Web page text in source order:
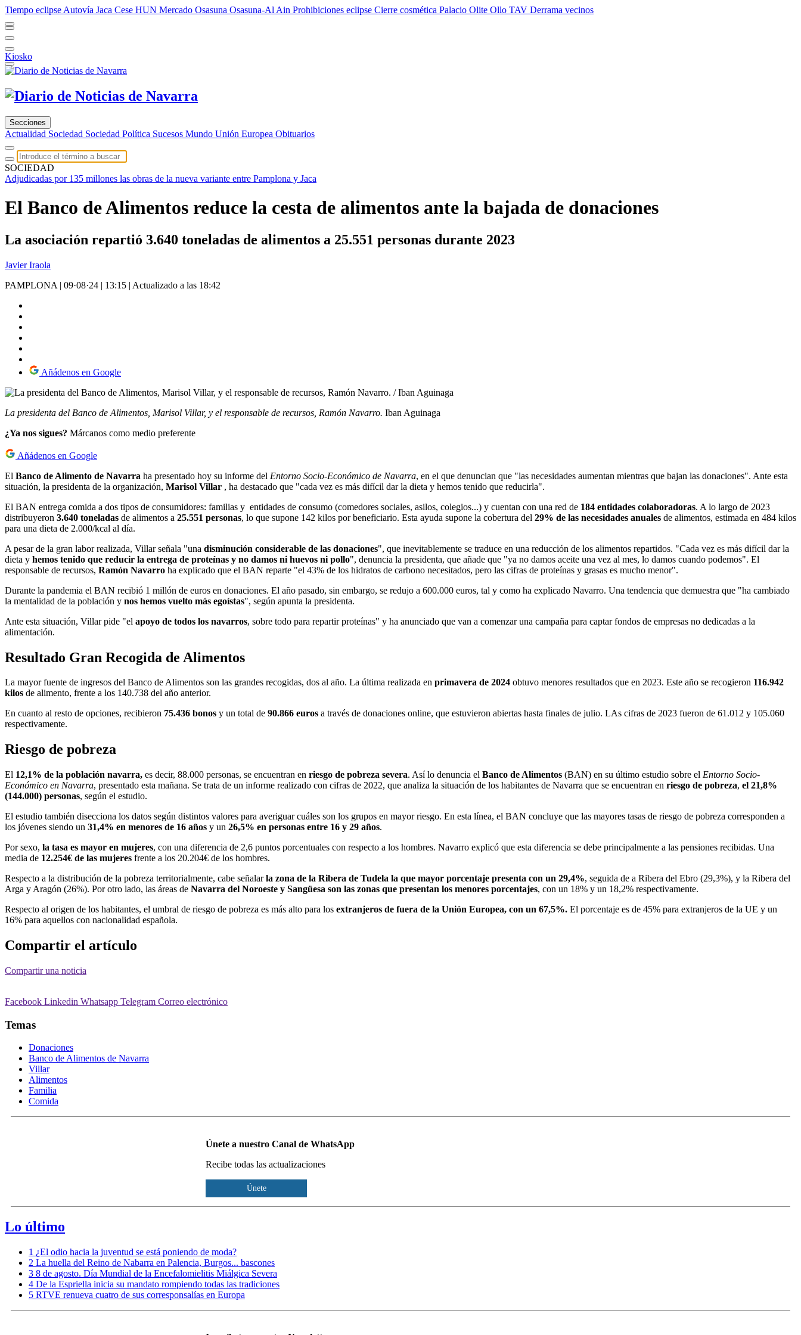
Tiempo eclipse Autovía Jaca Cese HUN Mercado Osasuna Osasuna-Al Ain Prohibiciones eclipse Cierre cosmética Palacio Olite Ollo TAV Derrama vecinos
Kiosko
Secciones
Actualidad Sociedad Sociedad Política Sucesos Mundo Unión Europea Obituarios
SOCIEDAD
Adjudicadas por 135 millones las obras de la nueva variante entre Pamplona y Jaca
El Banco de Alimentos reduce la cesta de alimentos ante la bajada de donaciones
La asociación repartió 3.640 toneladas de alimentos a 25.551 personas durante 2023
Javier Iraola
PAMPLONA | 09·08·24 | 13:15 | Actualizado a las 18:42
Añádenos en Google
La presidenta del Banco de Alimentos, Marisol Villar, y el responsable de recursos, Ramón Navarro. Iban Aguinaga
¿Ya nos sigues? Márcanos como medio preferente
Añádenos en Google
El Banco de Alimento de Navarra ha presentado hoy su informe del Entorno Socio-Económico de Navarra, en el que denuncian que "las necesidades aumentan mientras que bajan las donaciones". Ante esta
situación, la presidenta de la organización, Marisol Villar , ha destacado que "cada vez es más difícil dar la dieta y hemos tenido que reducirla".
El BAN entrega comida a dos tipos de consumidores: familias y entidades de consumo (comedores sociales, asilos, colegios...) y cuentan con una red de 184 entidades colaboradoras. A lo largo de 2023
distribuyeron 3.640 toneladas de alimentos a 25.551 personas, lo que supone 142 kilos por beneficiario. Esta ayuda supone la cobertura del 29% de las necesidades anuales de alimentos, estimada en 484 kilos
para una dieta de 2.000/kcal al día.
A pesar de la gran labor realizada, Villar señala "una disminución considerable de las donaciones", que inevitablemente se traduce en una reducción de los alimentos repartidos. "Cada vez es más difícil dar la
dieta y hemos tenido que reducir la entrega de proteínas y no damos ni huevos ni pollo", denuncia la presidenta, que añade que "ya no damos aceite una vez al mes, lo damos cuando podemos". El
responsable de recursos, Ramón Navarro ha explicado que el BAN reparte "el 43% de los hidratos de carbono necesitados, pero las cifras de proteínas y grasas es mucho menor".
Durante la pandemia el BAN recibió 1 millón de euros en donaciones. El año pasado, sin embargo, se redujo a 600.000 euros, tal y como ha explicado Navarro. Una tendencia que demuestra que "ha cambiado
la mentalidad de la población y nos hemos vuelto más egoístas", según apunta la presidenta.
Ante esta situación, Villar pide "el apoyo de todos los navarros, sobre todo para repartir proteínas" y ha anunciado que van a comenzar una campaña para captar fondos de empresas no dedicadas a la
alimentación.
Resultado Gran Recogida de Alimentos
La mayor fuente de ingresos del Banco de Alimentos son las grandes recogidas, dos al año. La última realizada en primavera de 2024 obtuvo menores resultados que en 2023. Este año se recogieron 116.942
kilos de alimento, frente a los 140.738 del año anterior.
En cuanto al resto de opciones, recibieron 75.436 bonos y un total de 90.866 euros a través de donaciones online, que estuvieron abiertas hasta finales de julio. LAs cifras de 2023 fueron de 61.012 y 105.060
respectivamente.
Riesgo de pobreza
El 12,1% de la población navarra, es decir, 88.000 personas, se encuentran en riesgo de pobreza severa. Así lo denuncia el Banco de Alimentos (BAN) en su último estudio sobre el Entorno Socio-
Económico en Navarra, presentado esta mañana. Se trata de un informe realizado con cifras de 2022, que analiza la situación de los habitantes de Navarra que se encuentran en riesgo de pobreza, el 21,8%
(144.000) personas, según el estudio.
El estudio también disecciona los datos según distintos valores para averiguar cuáles son los grupos en mayor riesgo. En esta línea, el BAN concluye que las mayores tasas de riesgo de pobreza corresponden a
los jóvenes siendo un 31,4% en menores de 16 años y un 26,5% en personas entre 16 y 29 años.
Por sexo, la tasa es mayor en mujeres, con una diferencia de 2,6 puntos porcentuales con respecto a los hombres. Navarro explicó que esta diferencia se debe principalmente a las pensiones recibidas. Una
media de 12.254€ de las mujeres frente a los 20.204€ de los hombres.
Respecto a la distribución de la pobreza territorialmente, cabe señalarla zona de la Ribera de Tudela la que mayor porcentaje presenta con un 29,4%, seguida de a Ribera del Ebro (29,3%), y la Ribera del
Arga y Aragón (26%). Por otro lado, las áreas de Navarra del Noroeste y Sangüesa son las zonas que presentan los menores porcentajes, con un 18% y un 18,2% respectivamente.
Respecto al origen de los habitantes, el umbral de riesgo de pobreza es más alto para los extranjeros de fuera de la Unión Europea, con un 67,5%. El porcentaje es de 45% para extranjeros de la UE y un
16% para aquellos con nacionalidad española.
Compartir el artículo
Compartir una noticia
Facebook Linkedin Whatsapp Telegram Correo electrónico
Temas
Donaciones
Banco de Alimentos de Navarra
Villar
Alimentos
Familia
Comida
Únete a nuestro Canal de WhatsApp
Recibe todas las actualizaciones
Únete
Lo último
1 ¿El odio hacia la juventud se está poniendo de moda?
2 La huella del Reino de Nabarra en Palencia, Burgos... bascones
3 8 de agosto. Día Mundial de la Encefalomielitis Miálgica Severa
4 De la Espriella inicia su mandato rompiendo todas las tradiciones
5 RTVE renueva cuatro de sus corresponsalías en Europa